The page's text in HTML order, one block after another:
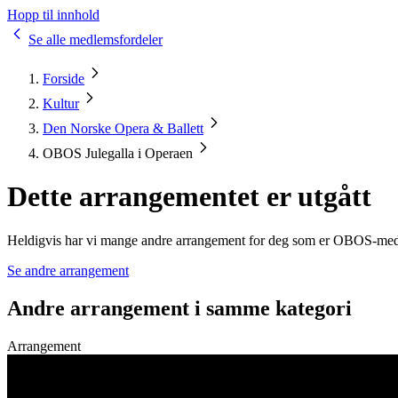
Hopp til innhold
Se alle medlemsfordeler
Forside
Kultur
Den Norske Opera & Ballett
OBOS Julegalla i Operaen
Dette arrangementet er utgått
Heldigvis har vi mange andre arrangement for deg som er OBOS-
Se andre arrangement
Andre arrangement i samme kategori
Arrangement